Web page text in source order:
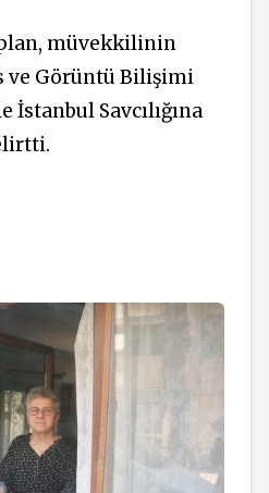
müvekkilinin
ve Görüntü Bilişimi
İstanbul Savcılığına